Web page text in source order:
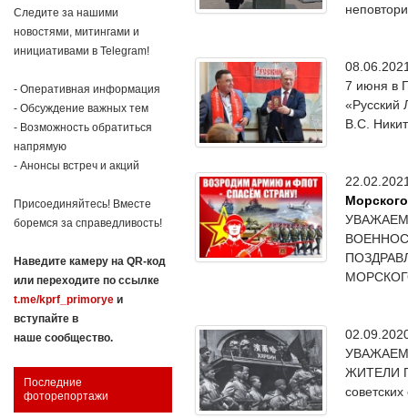
Следите за нашими
новостями, митингами и
инициативами в Telegram!
- Оперативная информация
- Обсуждение важных тем
- Возможность обратиться
напрямую
- Анонсы встреч и акций
Присоединяйтесь! Вместе
боремся за справедливость!
Наведите камеру на QR-код
или переходите по ссылке
t.me/kprf_primorye и
вступайте в
наше сообщество.
Последние
фоторепортажи
7 июня в
«Русский
В.С.
ЖИТЕЛИ